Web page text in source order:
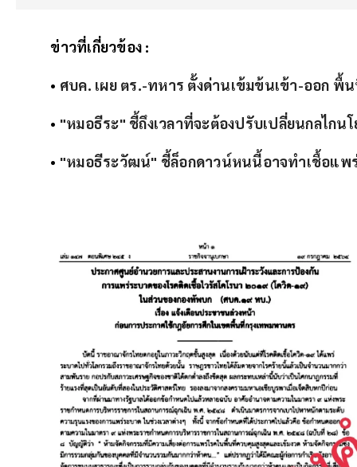
ข่าวที่เกี่ยวข้อง :
• ศบค. เผย ตร.-ทหาร ตั้งด่านเข้มข้นเข้า-ออก พื้
• "หมอธีระ" ชี้ถึงเวลาที่จะต้องปรับเปลี่ยนกลไกน
• "หมอธีระวัฒน์" ชี้ล็อกดาวน์หนนี้อาจทำเชื้อแ